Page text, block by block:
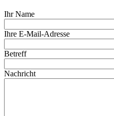
Ihr Name
Ihre E-Mail-Adresse
Betreff
Nachricht